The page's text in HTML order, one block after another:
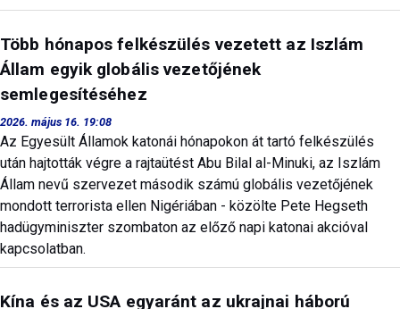
Több hónapos felkészülés vezetett az Iszlám
Állam egyik globális vezetőjének
semlegesítéséhez
2026. május 16. 19:08
Az Egyesült Államok katonái hónapokon át tartó felkészülés
után hajtották végre a rajtaütést Abu Bilal al-Minuki, az Iszlám
Állam nevű szervezet második számú globális vezetőjének
mondott terrorista ellen Nigériában - közölte Pete Hegseth
hadügyminiszter szombaton az előző napi katonai akcióval
kapcsolatban.
Kína és az USA egyaránt az ukrajnai háború